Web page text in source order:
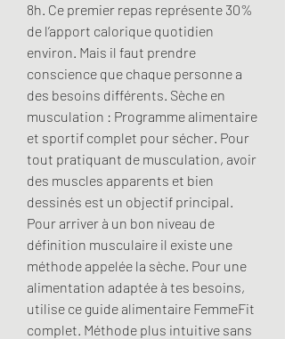
8h. Ce premier repas représente 30%
de l’apport calorique quotidien
environ. Mais il faut prendre
conscience que chaque personne a
des besoins différents. Sèche en
musculation : Programme alimentaire
et sportif complet pour sécher. Pour
tout pratiquant de musculation, avoir
des muscles apparents et bien
dessinés est un objectif principal.
Pour arriver à un bon niveau de
définition musculaire il existe une
méthode appelée la sèche. Pour une
alimentation adaptée à tes besoins,
utilise ce guide alimentaire FemmeFit
complet. Méthode plus intuitive sans